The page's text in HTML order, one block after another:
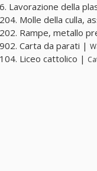
Lavorazione della
Molle della culla,
Rampe, metallo
Carta da parati |
Liceo cattolico |